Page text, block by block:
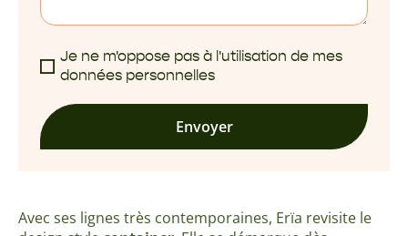
Avec ses lignes très contemporaines, Erïa revisite le
Je ne m'oppose pas à l'utilisation de mes
données personnelles
Envoyer